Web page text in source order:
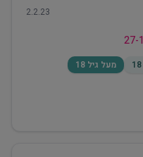
2.2.23
מעל גיל 18